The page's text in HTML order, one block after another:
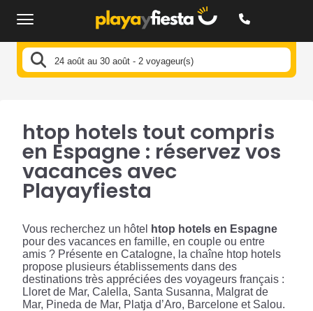
24 août au 30 août - 2 voyageur(s)
htop hotels tout compris
en Espagne : réservez vos
vacances avec
Playayfiesta
Vous recherchez un hôtel
htop hotels en Espagne
pour des vacances en famille, en couple ou entre
amis ? Présente en Catalogne, la chaîne htop hotels
propose plusieurs établissements dans des
destinations très appréciées des voyageurs français :
Lloret de Mar, Calella, Santa Susanna, Malgrat de
Mar, Pineda de Mar, Platja d’Aro, Barcelone et Salou.